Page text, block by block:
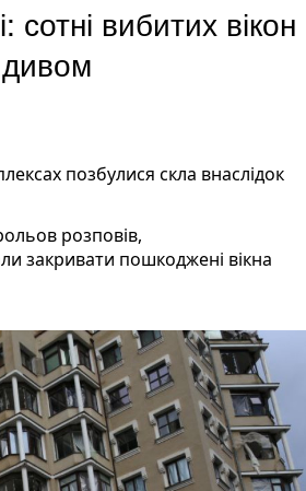
сотні вибитих вікон
позбулися скла внаслідок
розповів,
закривати пошкоджені вікна